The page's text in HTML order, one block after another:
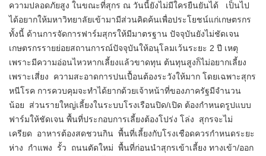
ความปลอดภัยสูง ในขณะที่สุกร ณ วันนี้ยังไม่มีใครยืนยันได้ เป็นไป
ได้อยากให้มหาวิทยาลัยเข้ามามีส่วนคิดค้นเพื่อประโยชน์แก่เกษตรกร
ทั้งนี้ ด้านการจัดการฟาร์มสุกรให้มีมาตรฐาน ปัจจุบันยังไม่ชัดเจน
เกษตรกรรายย่อยสถานการณ์ปัจจุบันให้อนุโลมเว้นระยะ 2 ปี เหตุ
เพราะมีความอ่อนไหวหากเลี้ยงแล้วขาดทุน ต้นทุนสูงก็ไม่อยากเลี้ยง
เพราะเสี่ยง ความสะอาดการปนเปื้อนต้องระวังให้มาก โดยเฉพาะสุกร
หนีโรค การควบคุมจะทำได้ยากด้วยเจ้าหน้าที่ของภาครัฐมีจำนวน
น้อย ส่วนรายใหญ่เลี้ยงในระบบโรงเรือนปิด/เปิด ต้องกำหนดรูปแบบ
ฟาร์มให้ชัดเจน พื้นที่ประกอบการเลี้ยงต้องโปร่ง โล่ง สุกรจะไม่
เครียด อาหารต้องสดชวนกิน พื้นที่เลี้ยงกับโรงเชือดควรกำหนดระยะ
ห่าง กำแพง รั้ว ถนนตัดใหม่ พื้นที่ก่อนนำสุกรเข้าเลี้ยง ทางเข้า/ออก